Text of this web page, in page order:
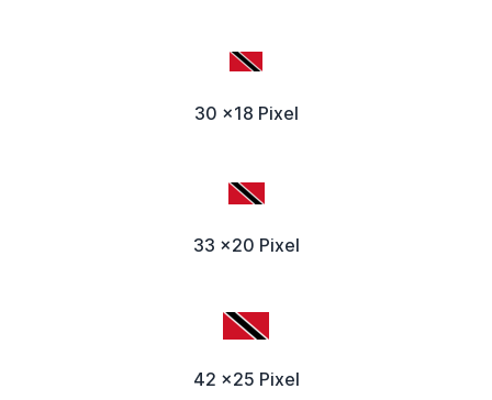
30 x18 Pixel
33 x20 Pixel
42 x25 Pixel